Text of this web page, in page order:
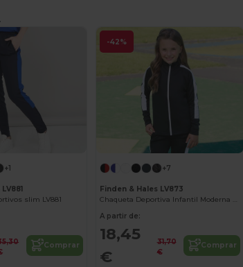
+1
slim LV881
Comprar
-42%
+7
Finden & Hales LV873
Chaqueta Deportiva Infantil Moderna y Cómoda
A partir de:
18,45
€
31,70
€
Comprar